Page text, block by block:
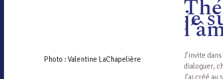
Photo : Valentine LaChapelière
je
J’invite
dialoguer,
J’ai créé